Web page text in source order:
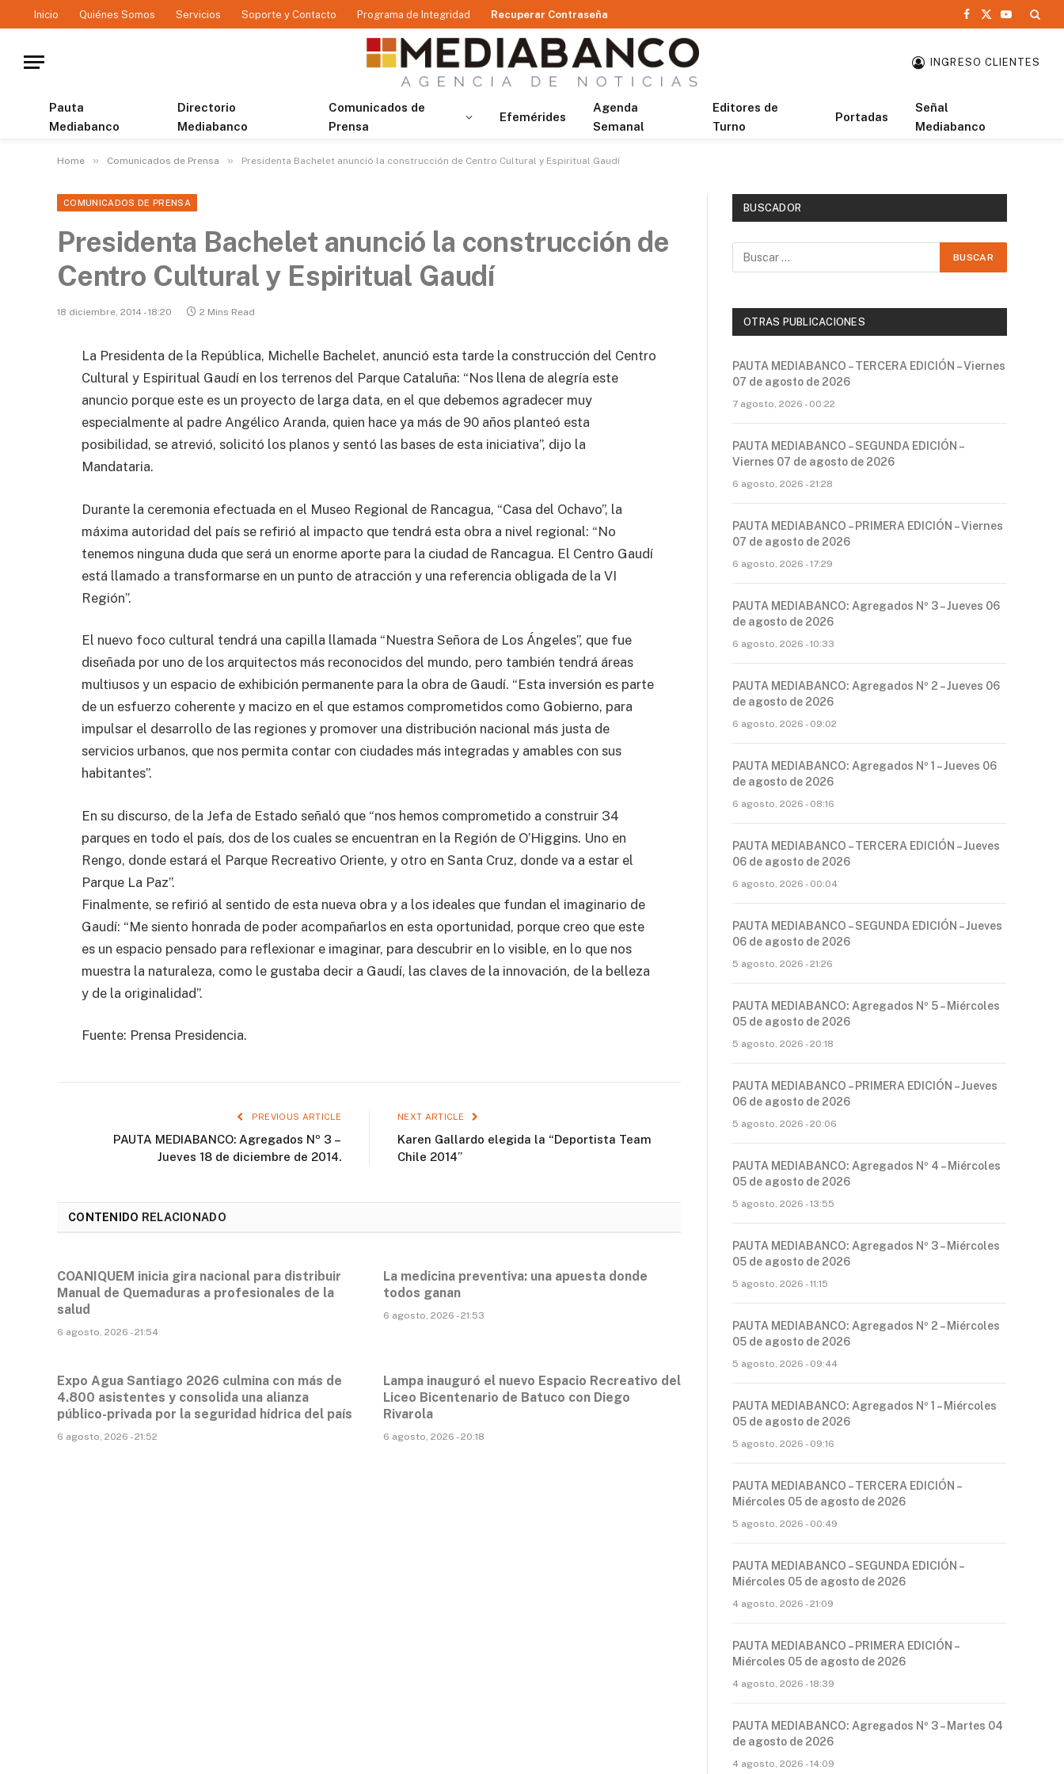
Inicio Quiénes Somos Servicios Soporte y Contacto Programa de Integridad Recuperar Contraseña
Facebook
X
YouTube
INGRESO CLIENTES
Pauta
Mediabanco
Directorio
Mediabanco
Comunicados de
Prensa
Efemérides
Agenda
Semanal
Editores de
Turno
Portadas
Señal
Mediabanco
Home » Comunicados de Prensa » Presidenta Bachelet anunció la construcción de Centro Cultural y Espiritual Gaudí
COMUNICADOS DE PRENSA
Presidenta Bachelet anunció la construcción de
Centro Cultural y Espiritual Gaudí
18 diciembre, 2014 - 18:20 2 Mins Read
La Presidenta de la República, Michelle Bachelet, anunció esta tarde la construcción del Centro
Cultural y Espiritual Gaudí en los terrenos del Parque Cataluña: “Nos llena de alegría este
anuncio porque este es un proyecto de larga data, en el que debemos agradecer muy
especialmente al padre Angélico Aranda, quien hace ya más de 90 años planteó esta
posibilidad, se atrevió, solicitó los planos y sentó las bases de esta iniciativa”, dijo la
Mandataria.
Durante la ceremonia efectuada en el Museo Regional de Rancagua, “Casa del Ochavo”, la
máxima autoridad del país se refirió al impacto que tendrá esta obra a nivel regional: “No
tenemos ninguna duda que será un enorme aporte para la ciudad de Rancagua. El Centro Gaudí
está llamado a transformarse en un punto de atracción y una referencia obligada de la VI
Región”.
El nuevo foco cultural tendrá una capilla llamada “Nuestra Señora de Los Ángeles”, que fue
diseñada por uno de los arquitectos más reconocidos del mundo, pero también tendrá áreas
multiusos y un espacio de exhibición permanente para la obra de Gaudí. “Esta inversión es parte
de un esfuerzo coherente y macizo en el que estamos comprometidos como Gobierno, para
impulsar el desarrollo de las regiones y promover una distribución nacional más justa de
servicios urbanos, que nos permita contar con ciudades más integradas y amables con sus
habitantes”.
En su discurso, de la Jefa de Estado señaló que “nos hemos comprometido a construir 34
parques en todo el país, dos de los cuales se encuentran en la Región de O’Higgins. Uno en
Rengo, donde estará el Parque Recreativo Oriente, y otro en Santa Cruz, donde va a estar el
Parque La Paz”.
Finalmente, se refirió al sentido de esta nueva obra y a los ideales que fundan el imaginario de
Gaudí: “Me siento honrada de poder acompañarlos en esta oportunidad, porque creo que este
es un espacio pensado para reflexionar e imaginar, para descubrir en lo visible, en lo que nos
muestra la naturaleza, como le gustaba decir a Gaudí, las claves de la innovación, de la belleza
y de la originalidad”.
Fuente: Prensa Presidencia.
PREVIOUS ARTICLE
PAUTA MEDIABANCO: Agregados Nº 3 –
Jueves 18 de diciembre de 2014.
NEXT ARTICLE
Karen Gallardo elegida la “Deportista Team
Chile 2014”
CONTENIDO RELACIONADO
COANIQUEM inicia gira nacional para distribuir
Manual de Quemaduras a profesionales de la
salud
6 agosto, 2026 - 21:54
La medicina preventiva: una apuesta donde
todos ganan
6 agosto, 2026 - 21:53
Expo Agua Santiago 2026 culmina con más de
4.800 asistentes y consolida una alianza
público-privada por la seguridad hídrica del país
6 agosto, 2026 - 21:52
Lampa inauguró el nuevo Espacio Recreativo del
Liceo Bicentenario de Batuco con Diego
Rivarola
6 agosto, 2026 - 20:18
BUSCADOR
OTRAS PUBLICACIONES
PAUTA MEDIABANCO – TERCERA EDICIÓN – Viernes
07 de agosto de 2026
7 agosto, 2026 - 00:22
PAUTA MEDIABANCO – SEGUNDA EDICIÓN –
Viernes 07 de agosto de 2026
6 agosto, 2026 - 21:28
PAUTA MEDIABANCO – PRIMERA EDICIÓN – Viernes
07 de agosto de 2026
6 agosto, 2026 - 17:29
PAUTA MEDIABANCO: Agregados Nº 3 – Jueves 06
de agosto de 2026
6 agosto, 2026 - 10:33
PAUTA MEDIABANCO: Agregados Nº 2 – Jueves 06
de agosto de 2026
6 agosto, 2026 - 09:02
PAUTA MEDIABANCO: Agregados Nº 1 – Jueves 06
de agosto de 2026
6 agosto, 2026 - 08:16
PAUTA MEDIABANCO – TERCERA EDICIÓN – Jueves
06 de agosto de 2026
6 agosto, 2026 - 00:04
PAUTA MEDIABANCO – SEGUNDA EDICIÓN – Jueves
06 de agosto de 2026
5 agosto, 2026 - 21:26
PAUTA MEDIABANCO: Agregados Nº 5 – Miércoles
05 de agosto de 2026
5 agosto, 2026 - 20:18
PAUTA MEDIABANCO – PRIMERA EDICIÓN – Jueves
06 de agosto de 2026
5 agosto, 2026 - 20:06
PAUTA MEDIABANCO: Agregados Nº 4 – Miércoles
05 de agosto de 2026
5 agosto, 2026 - 13:55
PAUTA MEDIABANCO: Agregados Nº 3 – Miércoles
05 de agosto de 2026
5 agosto, 2026 - 11:15
PAUTA MEDIABANCO: Agregados Nº 2 – Miércoles
05 de agosto de 2026
5 agosto, 2026 - 09:44
PAUTA MEDIABANCO: Agregados Nº 1 – Miércoles
05 de agosto de 2026
5 agosto, 2026 - 09:16
PAUTA MEDIABANCO – TERCERA EDICIÓN –
Miércoles 05 de agosto de 2026
5 agosto, 2026 - 00:49
PAUTA MEDIABANCO – SEGUNDA EDICIÓN –
Miércoles 05 de agosto de 2026
4 agosto, 2026 - 21:09
PAUTA MEDIABANCO – PRIMERA EDICIÓN –
Miércoles 05 de agosto de 2026
4 agosto, 2026 - 18:39
PAUTA MEDIABANCO: Agregados Nº 3 – Martes 04
de agosto de 2026
4 agosto, 2026 - 14:09